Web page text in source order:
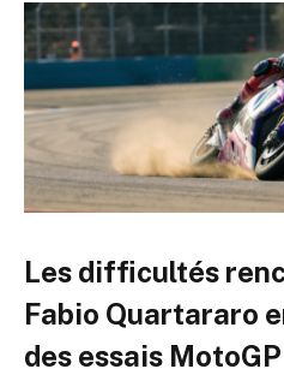
Les difficultés
Fabio Quartararo
des essais MotoGP